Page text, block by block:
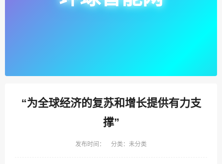
“为全球经济的复苏和增长提供有力支
撑”
发布时间： 分类：未分类